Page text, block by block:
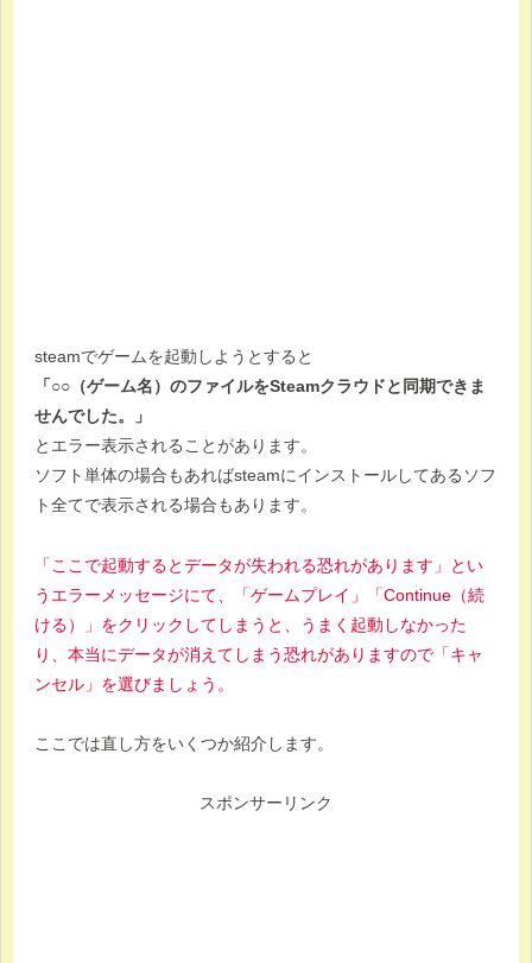
steamでゲームを起動しようとすると
「○○（ゲーム名）のファイルをSteamクラウドと同期できま
せんでした。」
とエラー表示されることがあります。
ソフト単体の場合もあればsteamにインストールしてあるソフ
ト全てで表示される場合もあります。
「ここで起動するとデータが失われる恐れがあります」とい
うエラーメッセージにて、「ゲームプレイ」「Continue（続
ける）」をクリックしてしまうと、うまく起動しなかった
り、本当にデータが消えてしまう恐れがありますので「キャ
ンセル」を選びましょう。
ここでは直し方をいくつか紹介します。
スポンサーリンク